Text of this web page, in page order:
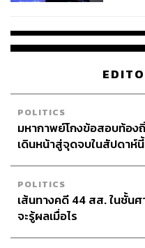
POLITICS
มหากาพย์โกงข้อสอบท้อง
เดินหน้าสู่จุดจบในสัปดาห์นี้
POLITICS
เส้นทางคดี 44 สส. ในชั้น
จะรู้ผลเมื่อไร